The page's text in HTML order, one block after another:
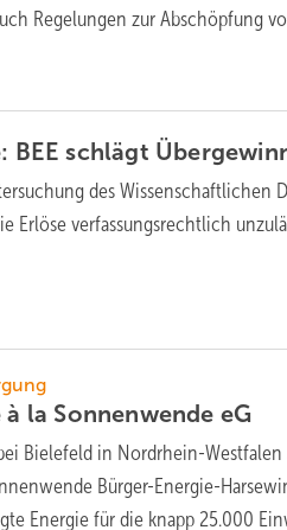
Regelungen zur Abschöpfung
BEE schlägt
des Wissenschaftlichen
Erlöse verfassungsrechtlich
la Sonnenwende eG
Bielefeld in Nordrhein-
Bürger-Energie-
Energie für die knapp 25.000